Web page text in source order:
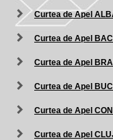
Curtea de Apel
Curtea de Apel
Curtea de Apel
Curtea de Apel
Curtea de Apel
Curtea de Apel